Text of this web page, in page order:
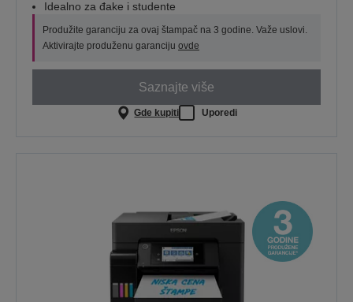
Idealno za đake i studente
Produžite garanciju za ovaj štampač na 3 godine. Važe uslovi.
Aktivirajte produženu garanciju ovde
Saznajte više
Gde kupiti Uporedi